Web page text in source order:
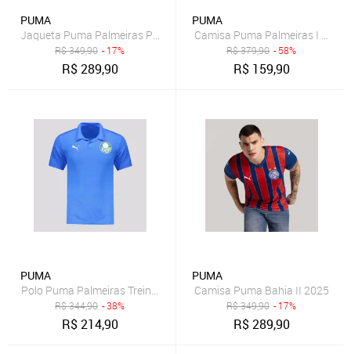
PUMA
Jaqueta Puma Palmeiras Pré Jogo 25/26 Masculina - Verde - Puma
R$349,90 - 17%
R$289,90
PUMA
Camisa Puma Palmeiras I
R$379,90 - 58%
R$ 159,90
PUMA
Polo Puma Palmeiras Treino 2025 Azul
R$344,90 - 38%
R$214,90
PUMA
Camisa Puma Bahia II 2025
R$349,90 - 17%
R$289,90